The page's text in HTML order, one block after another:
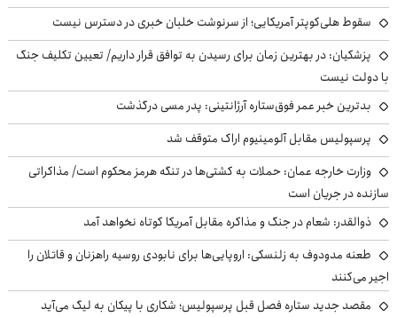
سقوط هلی‌کوپتر آمریکایی؛ از سرنوشت خلبان خبری در دسترس نیست
پزشکیان‌: در بهترین زمان برای رسیدن به توافق قرار داریم/ تعیین تکلیف جنگ
با دولت نیست
بدترین خبر عمر فوق‌ستاره آرژانتینی: پدر مسی درگذشت
پرسپولیس مقابل آلومینیوم اراک متوقف شد
وزارت خارجه عمان: حملات به کشتی‌ها در تنگه هرمز محکوم است/ مذاکراتی
سازنده در جریان است
ذوالقدر: شعام در جنگ و مذاکره مقابل آمریکا کوتاه نخواهد آمد
طعنه مدودوف به زلنسکی: اروپایی‌ها برای نابودی روسیه راهزنان و قاتلان را
اجیر می‌کنند
مقصد جدید ستاره فصل قبل پرسپولیس؛ شکاری با پیکان به لیگ می‌آید